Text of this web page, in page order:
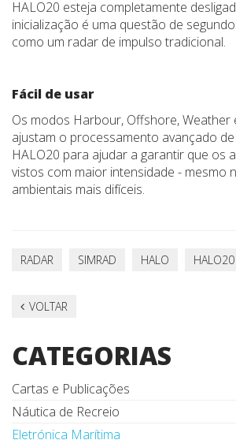
HALO20 esteja completamente
inicialização é uma questão de
como um radar de impulso tradicional.
Fácil de usar
Os modos Harbour, Offshore, Weather
ajustam o processamento avançado
HALO20 para ajudar a garantir que os
vistos com maior intensidade - mesmo
ambientais mais difíceis.
RADAR SIMRAD HALO HALO20
VOLTAR
CATEGORIAS
Cartas e Publicações
Náutica de Recreio
Eletrónica Marítima